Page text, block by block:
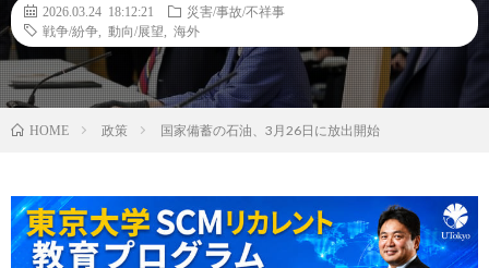
2026.03.24 18:12:21
災害/事故/不祥事
戦争/紛争
動向/展望 海外
HOME 政策 国家備蓄の石油、3月26日に放出開始